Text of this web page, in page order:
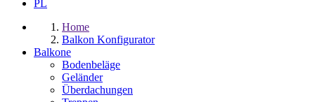
PL
Home
Balkon Konfigurator
Balkone
Bodenbeläge
Geländer
Überdachungen